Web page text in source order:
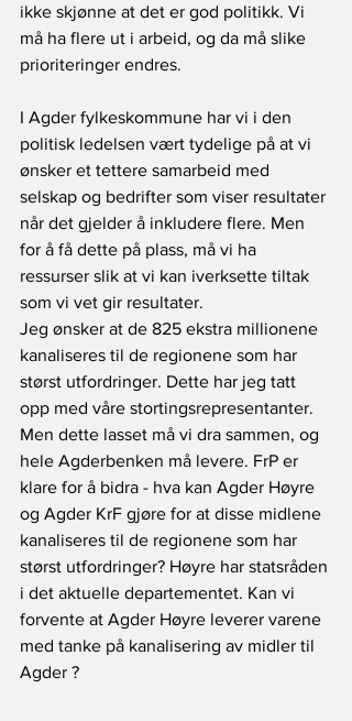
ikke skjønne at det er god politikk. Vi
må ha flere ut i arbeid, og da må slike
prioriteringer endres.
I Agder fylkeskommune har vi i den
politisk ledelsen vært tydelige på at vi
ønsker et tettere samarbeid med
selskap og bedrifter som viser resultater
når det gjelder å inkludere flere. Men
for å få dette på plass, må vi ha
ressurser slik at vi kan iverksette tiltak
som vi vet gir resultater.
Jeg ønsker at de 825 ekstra millionene
kanaliseres til de regionene som har
størst utfordringer. Dette har jeg tatt
opp med våre stortingsrepresentanter.
Men dette lasset må vi dra sammen, og
hele Agderbenken må levere. FrP er
klare for å bidra - hva kan Agder Høyre
og Agder KrF gjøre for at disse midlene
kanaliseres til de regionene som har
størst utfordringer? Høyre har statsråden
i det aktuelle departementet. Kan vi
forvente at Agder Høyre leverer varene
med tanke på kanalisering av midler til
Agder ?